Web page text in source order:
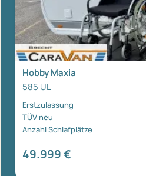
Hobby Maxia
585 UL
Erstzulassung
TÜV neu
Anzahl Schlafplätze
49.999 €